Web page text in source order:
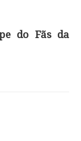
do Fãs da